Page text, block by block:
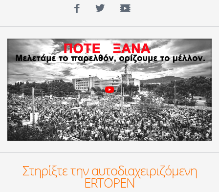
Facebook
TwitterYouTube
Στηρίξτε την αυτοδιαχειριζόμενη
ERTOPEN